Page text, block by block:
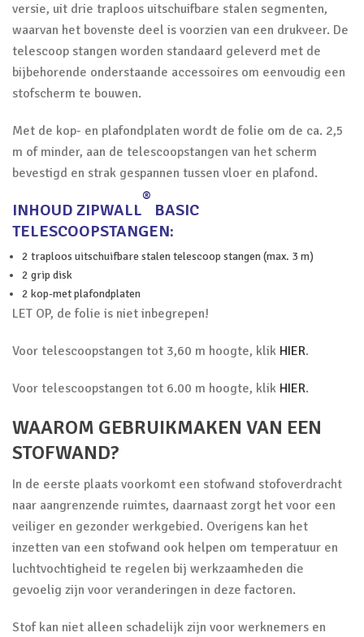
versie, uit drie traploos uitschuifbare stalen segmenten,
waarvan het bovenste deel is voorzien van een drukveer. De
telescoop stangen worden standaard geleverd met de
bijbehorende onderstaande accessoires om eenvoudig een
stofscherm te bouwen.
Met de kop- en plafondplaten wordt de folie om de ca. 2,5
m of minder, aan de telescoopstangen van het scherm
bevestigd en strak gespannen tussen vloer en plafond.
INHOUD ZIPWALL
®
BASIC
TELESCOOPSTANGEN:
2 traploos uitschuifbare stalen telescoop stangen (max. 3 m)
2 grip disk
2 kop-met plafondplaten
LET OP, de folie is niet inbegrepen!
Voor telescoopstangen tot 3,60 m hoogte, klik HIER.
Voor telescoopstangen tot 6.00 m hoogte, klik HIER.
WAAROM GEBRUIKMAKEN VAN EEN
STOFWAND?
In de eerste plaats voorkomt een stofwand stofoverdracht
naar aangrenzende ruimtes, daarnaast zorgt het voor een
veiliger en gezonder werkgebied. Overigens kan het
inzetten van een stofwand ook helpen om temperatuur en
luchtvochtigheid te regelen bij werkzaamheden die
gevoelig zijn voor veranderingen in deze factoren.
Stof kan niet alleen schadelijk zijn voor werknemers en